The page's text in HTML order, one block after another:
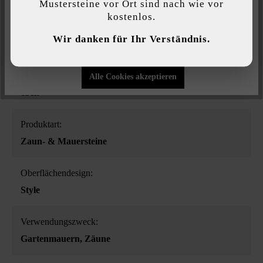
muschelkalk
Oberflächenstruktur:
Produktart:
Zaun- & Mauersteine
Oberflächendesign:
Style
Verwendungszweck:
Gartenmauern, Zäune
Individuelle Einstellungen
Alle Cookies akzeptieren
Mustersteine vor Ort sind nach wie vor
kostenlos.
Wir danken für Ihr Verständnis.